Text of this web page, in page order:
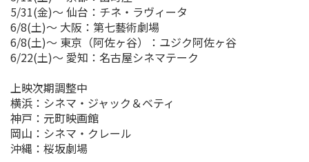
5/31(金)～ 仙台：チネ・ラヴィータ
6/8(土)～ 大阪：第七藝術劇場
6/8(土)～ 東京（阿佐ヶ谷）：ユジク阿佐ヶ谷
6/22(土)～ 愛知：名古屋シネマテーク
上映次期調整中
横浜：シネマ・ジャック＆ベティ
神戸：元町映画館
岡山：シネマ・クレール
沖縄：桜坂劇場